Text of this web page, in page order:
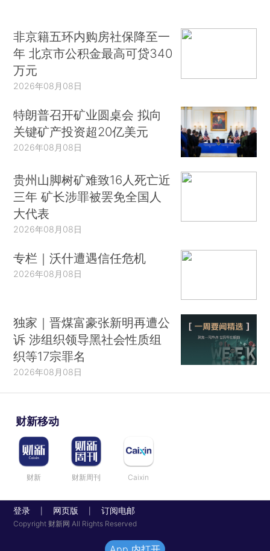
非京籍五环内购房社保降至一
年 北京市公积金最高可贷340
万元
2026年08月08日
特朗普召开矿业圆桌会 拟向
关键矿产投资超20亿美元
2026年08月08日
贵州山脚树矿难致16人死亡近
三年 矿长涉罪被罢免全国人
大代表
2026年08月08日
专栏｜沃什遭遇信任危机
2026年08月08日
独家｜晋煤富豪张新明再遭公
诉 涉组织领导黑社会性质组
织等17宗罪名
2026年08月08日
财新移动
财新 财新周刊 Caixin
登录 网页版 订阅电邮
Copyright 财新网 All Rights Reserved